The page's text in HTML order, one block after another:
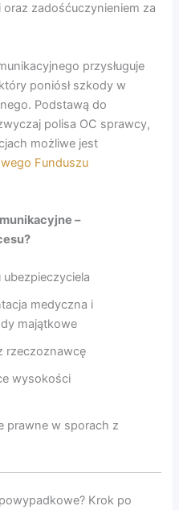
zadośćuczynieniem za
przysługuje
poniósł szkody w
Podstawą do
polisa OC sprawcy,
możliwe jest
Funduszu
–
ubezpieczyciela
medyczna i
majątkowe
rzeczoznawcę
wysokości
prawne w sporach z
Krok po